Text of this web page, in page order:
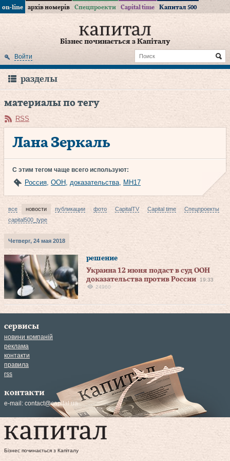
on-line архів номерів Спецпроекти Capital time Капитал 500
Бізнес починається з Капіталу
Войти
разделы
материалы по тегу
RSS
Лана Зеркаль
С этим тегом чаще всего используют:
Россия, ООН, доказательства, МН17
все новости публикации фото CapitalTV Capital time
Спецпроекты
capital500_type
Четверг, 24 мая 2018
решение
Украина 12 июня подаст в суд ООН
доказательства против России
19:33
24960
сервисы
новини компаній
реклама
контакти
правила
rss
контакти
e-mail: contact@capital.ua
Бізнес починається з Капіталу